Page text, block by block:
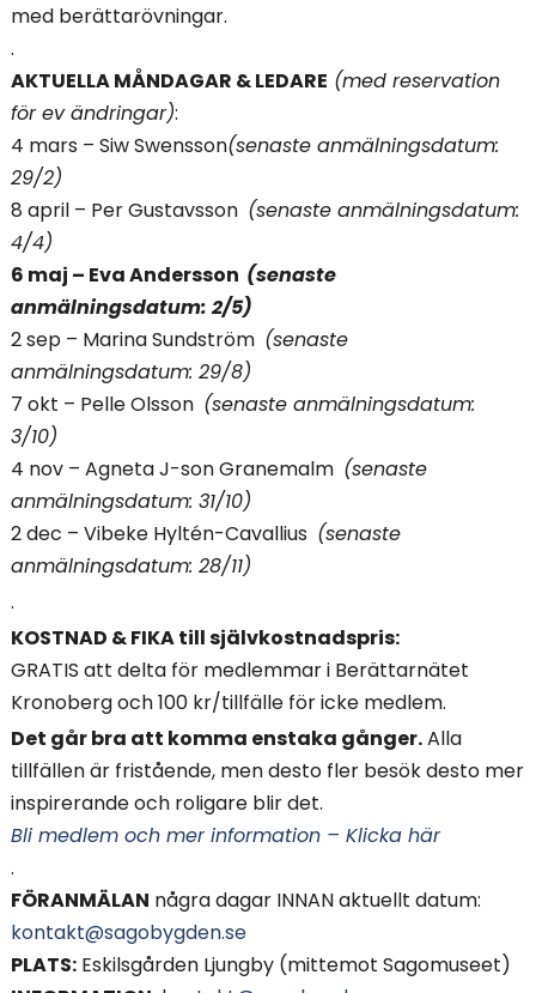
med berättarövningar.
.
AKTUELLA MÅNDAGAR & LEDARE (med reservation
för ev ändringar):
4 mars – Siw Swensson(senaste anmälningsdatum:
29/2)
8 april – Per Gustavsson (senaste anmälningsdatum:
4/4)
6 maj – Eva Andersson (senaste
anmälningsdatum: 2/5)
2 sep – Marina Sundström (senaste
anmälningsdatum: 29/8)
7 okt – Pelle Olsson (senaste anmälningsdatum:
3/10)
4 nov – Agneta J-son Granemalm (senaste
anmälningsdatum: 31/10)
2 dec – Vibeke Hyltén-Cavallius (senaste
anmälningsdatum: 28/11)
.
KOSTNAD & FIKA till självkostnadspris:
GRATIS att delta för medlemmar i Berättarnätet
Kronoberg och 100 kr/tillfälle för icke medlem.
Det går bra att komma enstaka gånger.Alla
tillfällen är fristående, men desto fler besök desto mer
inspirerande och roligare blir det.
Bli medlem och mer information – Klicka här
.
FÖRANMÄLAN några dagar INNAN aktuellt datum:
kontakt@sagobygden.se
PLATS:Eskilsgården Ljungby (mittemot Sagomuseet)